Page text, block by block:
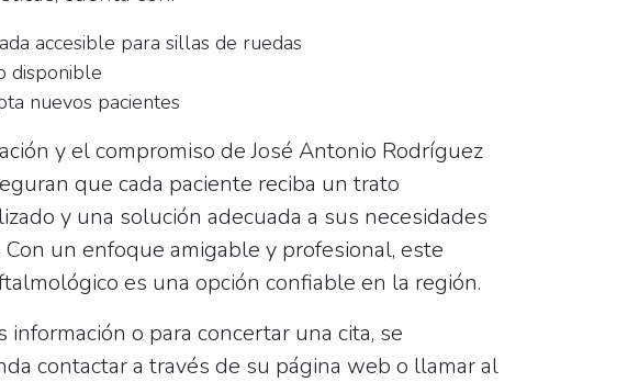
accesible para sillas de ruedas
disponible
nuevos pacientes
y el compromiso de José Antonio Rodríguez
que cada paciente reciba un trato
y una solución adecuada a sus necesidades
Con un enfoque amigable y profesional, este
es una opción confiable en la región.
información o para concertar una cita, se
contactar a través de su página web o llamar al